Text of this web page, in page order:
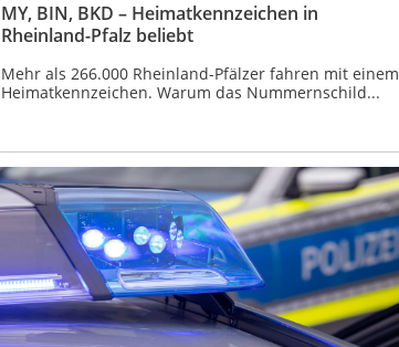
MY, BIN, BKD – Heimatkennzeichen in
Rheinland-Pfalz beliebt
Mehr als 266.000 Rheinland-Pfälzer fahren mit einem
Heimatkennzeichen. Warum das Nummernschild...